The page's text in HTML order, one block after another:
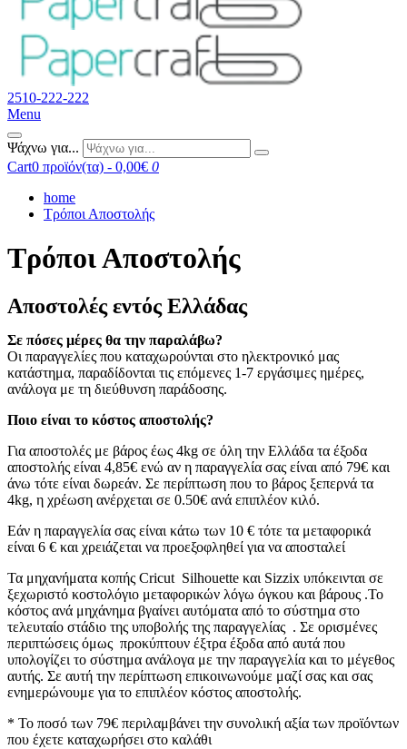
2510-222-222
Menu
Ψάχνω για...
Cart0 προϊόν(τα) - 0,00€ 0
home
Τρόποι Αποστολής
Τρόποι Αποστολής
Αποστολές εντός Ελλάδας
Σε πόσες μέρες θα την παραλάβω?
Oι παραγγελίες που καταχωρούνται στο ηλεκτρονικό μας
κατάστημα, παραδίδονται τις επόμενες 1-7 εργάσιμες ημέρες,
ανάλογα με τη διεύθυνση παράδοσης.
Ποιο είναι το κόστος αποστολής?
Για αποστολές με βάρος έως 4kg σε όλη την Ελλάδα τα έξοδα
αποστολής είναι 4,85€ ενώ αν η παραγγελία σας είναι από 79€ και
άνω τότε είναι δωρεάν. Σε περίπτωση που το βάρος ξεπερνά τα
4kg, η χρέωση ανέρχεται σε 0.50€ ανά επιπλέον κιλό.
Εάν η παραγγελία σας είναι κάτω των 10 € τότε τα μεταφορικά
είναι 6 € και χρειάζεται να προεξοφληθεί για να αποσταλεί
Τα μηχανήματα κοπής Cricut Silhouette και Sizzix υπόκεινται σε
ξεχωριστό κοστολόγιο μεταφορικών λόγω όγκου και βάρους .Το
κόστος ανά μηχάνημα βγαίνει αυτόματα από το σύστημα στο
τελευταίο στάδιο της υποβολής της παραγγελίας . Σε ορισμένες
περιπτώσεις όμως προκύπτουν έξτρα έξοδα από αυτά που
υπολογίζει το σύστημα ανάλογα με την παραγγελία και το μέγεθος
αυτής. Σε αυτή την περίπτωση επικοινωνούμε μαζί σας και σας
ενημερώνουμε για το επιπλέον κόστος αποστολής.
* Το ποσό των 79€ περιλαμβάνει την συνολική αξία των προϊόντων
που έχετε καταχωρήσει στο καλάθι